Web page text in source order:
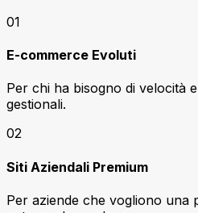
01
E-commerce Evoluti
Per chi ha bisogno di velocità
gestionali.
02
Siti Aziendali Premium
Per aziende che vogliono una